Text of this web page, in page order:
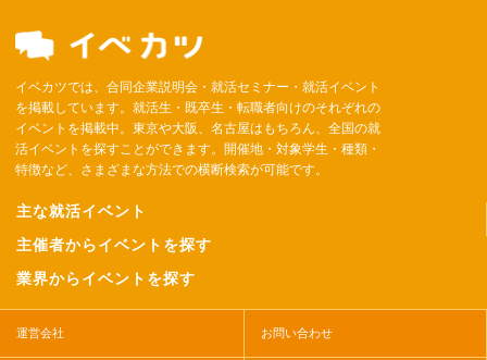
イベカツでは、合同企業説明会・就活セミナー・就活イベント
を掲載しています。就活生・既卒生・転職者向けのそれぞれの
イベントを掲載中。東京や大阪、名古屋はもちろん、全国の就
活イベントを探すことができます。開催地・対象学生・種類・
特徴など、さまざまな方法での横断検索が可能です。
主な就活イベント
主催者からイベントを探す
業界からイベントを探す
運営会社 お問い合わせ